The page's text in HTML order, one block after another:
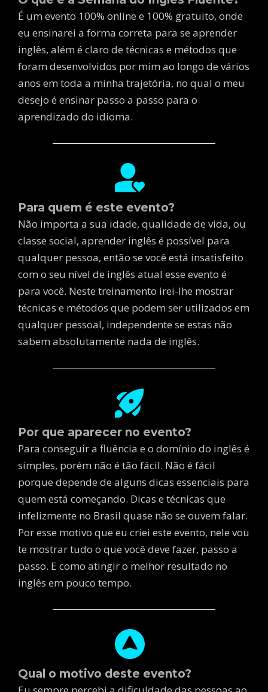
É um evento 100% online e 100% gratuito, onde
eu ensinarei a forma correta para se aprender
inglês, além é claro de técnicas e métodos que
foram desenvolvidos por mim ao longo de vários
anos em toda a minha trajetória, no qual o meu
desejo é ensinar passo a passo para o
aprendizado do idioma.
Para quem é este evento?
Não importa a sua idade, qualidade de vida, ou
classe social, aprender inglês é possível para
qualquer pessoa, então se você está insatisfeito
com o seu nível de inglês atual esse evento é
para você. Neste treinamento irei-lhe mostrar
técnicas e métodos que podem ser utilizados em
qualquer pessoal, independente se estas não
sabem absolutamente nada de inglês.
Por que aparecer no evento?
Para conseguir a fluência e o domínio do inglês é
simples, porém não é tão fácil. Não é fácil
porque depende de alguns dicas essenciais para
quem está começando. Dicas e técnicas que
infelizmente no Brasil quase não se ouvem falar.
Por esse motivo que eu criei este evento, nele vou
te mostrar tudo o que você deve fazer, passo a
passo. E como atingir o melhor resultado no
inglês em pouco tempo.
Qual o motivo deste evento?